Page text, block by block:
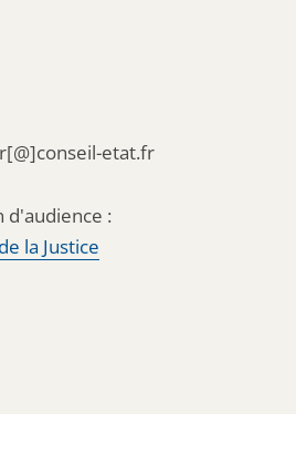
etat.fr
d'audience :
la Justice